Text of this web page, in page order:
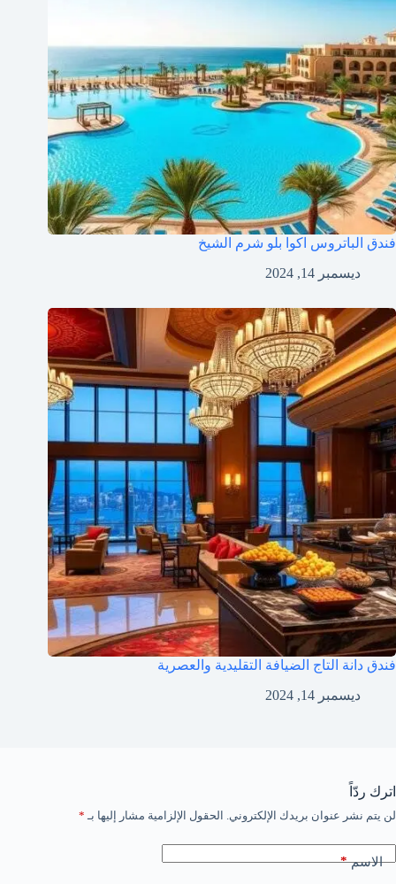
فندق الباتروس اكوا بلو شرم الشيخ
ديسمبر 14, 2024
فندق دانة التاج الضيافة التقليدية والعصرية
ديسمبر 14, 2024
اترك ردّاً
لن يتم نشر عنوان بريدك الإلكتروني. الحقول الإلزامية مشار إليها بـ *
الاسم*